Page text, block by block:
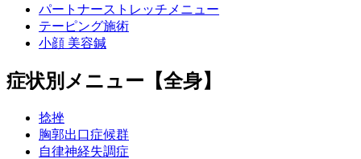
パートナーストレッチメニュー
テーピング施術
小顔 美容鍼
症状別メニュー【全身】
捻挫
胸郭出口症候群
自律神経失調症